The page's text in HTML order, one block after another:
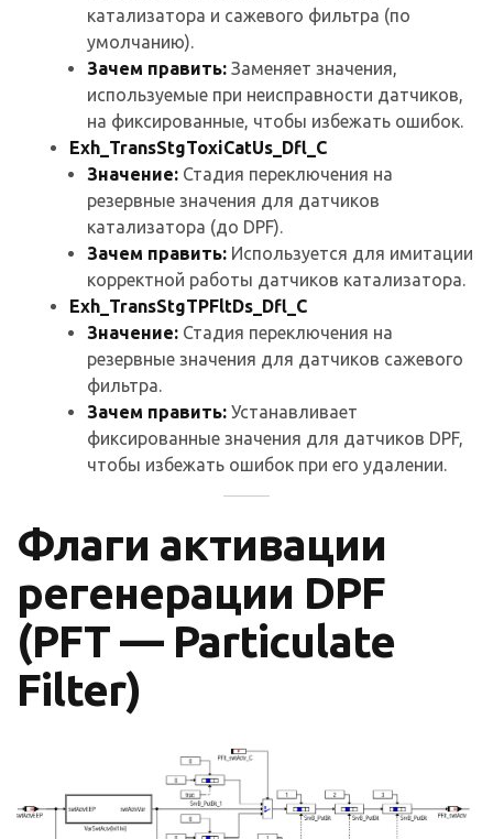
катализатора и сажевого фильтра (по
умолчанию).
Зачем править: Заменяет значения,
используемые при неисправности датчиков,
на фиксированные, чтобы избежать ошибок.
Exh_TransStgToxiCatUs_Dfl_C
Значение: Стадия переключения на
резервные значения для датчиков
катализатора (до DPF).
Зачем править: Используется для имитации
корректной работы датчиков катализатора.
Exh_TransStgTPFltDs_Dfl_C
Значение: Стадия переключения на
резервные значения для датчиков сажевого
фильтра.
Зачем править: Устанавливает
фиксированные значения для датчиков DPF,
чтобы избежать ошибок при его удалении.
Флаги активации
регенерации DPF
(PFT — Particulate
Filter)